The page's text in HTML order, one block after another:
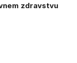
zdravstvu